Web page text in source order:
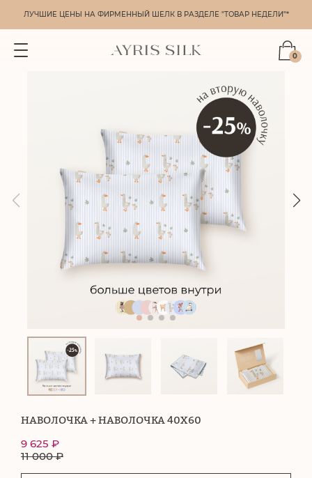
ЛУЧШИЕ ЦЕНЫ НА ФИРМЕННЫЙ ШЕЛК В РАЗДЕЛЕ "ТОВАР НЕДЕЛИ"*
0
НАВОЛОЧКА + НАВОЛОЧКА 40Х60
11 000₽
9 625 ₽